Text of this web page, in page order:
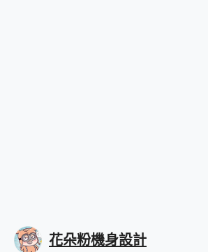
花朵粉機身設計